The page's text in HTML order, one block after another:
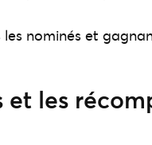
les nominés et
et les